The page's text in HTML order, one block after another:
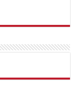
MatadorbetMariobet